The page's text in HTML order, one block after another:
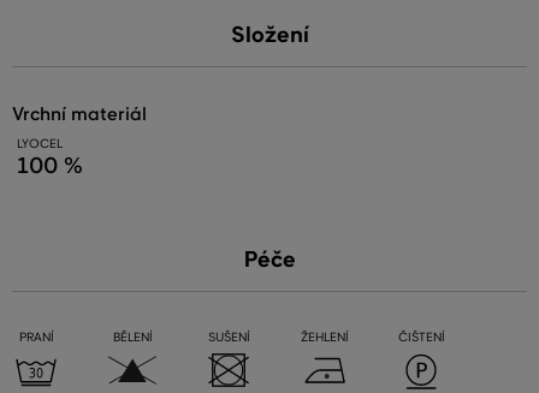
Složení
vrchní materiál
LYOCEL
100 %
Péče
PRANÍ BĚLENÍ SUŠENÍ ŽEHLENÍ ČIŠTENÍ